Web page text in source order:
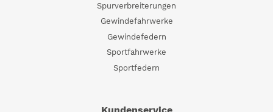
Spurverbreiterungen
Gewindefahrwerke
Gewindefedern
Sportfahrwerke
Sportfedern